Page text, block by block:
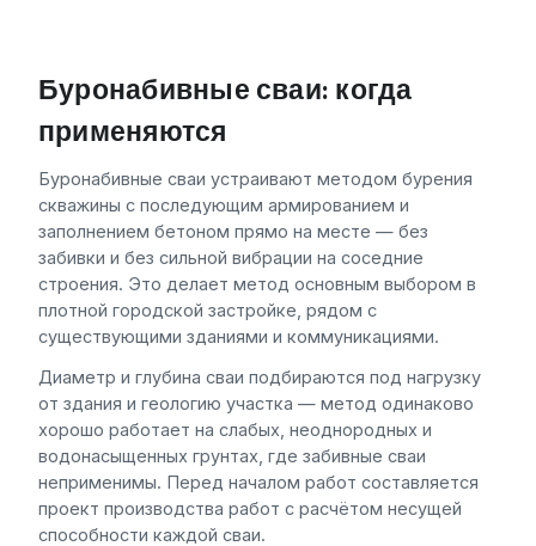
Буронабивные сваи: когда
применяются
Буронабивные сваи устраивают методом бурения
скважины с последующим армированием и
заполнением бетоном прямо на месте — без
забивки и без сильной вибрации на соседние
строения. Это делает метод основным выбором в
плотной городской застройке, рядом с
существующими зданиями и коммуникациями.
Диаметр и глубина сваи подбираются под нагрузку
от здания и геологию участка — метод одинаково
хорошо работает на слабых, неоднородных и
водонасыщенных грунтах, где забивные сваи
неприменимы. Перед началом работ составляется
проект производства работ с расчётом несущей
способности каждой сваи.